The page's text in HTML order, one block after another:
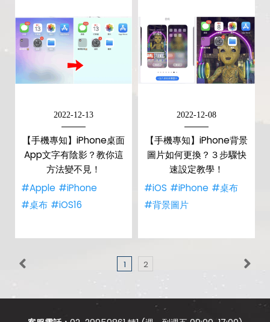
2022-12-13
【手機專知】iPhone桌面
App文字有陰影？教你這
方法變不見！
#Apple #iPhone
#桌布 #iOS16
2022-12-08
【手機專知】iPhone背景
圖片如何更換？３步驟快
速設定教學！
#iOS #iPhone #桌布
#背景圖片
1 2